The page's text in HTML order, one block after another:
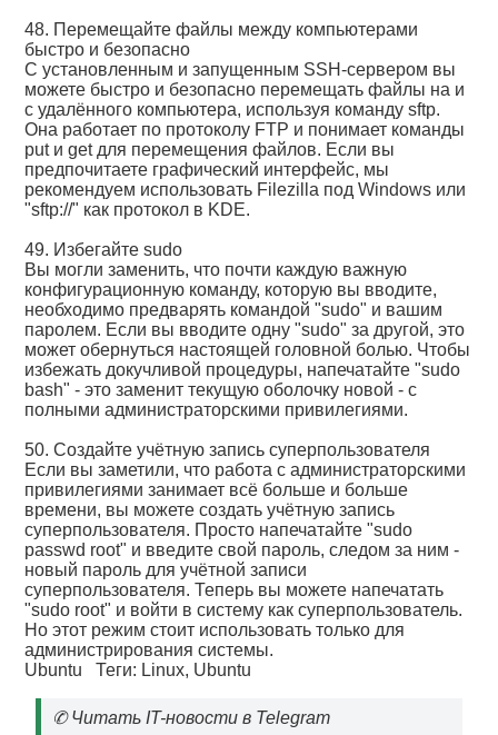
48. Перемещайте файлы между компьютерами
быстро и безопасно
С установленным и запущенным SSH-сервером вы
можете быстро и безопасно перемещать файлы на и
с удалённого компьютера, используя команду sftp.
Она работает по протоколу FTP и понимает команды
put и get для перемещения файлов. Если вы
предпочитаете графический интерфейс, мы
рекомендуем использовать Filezilla под Windows или
"sftp://" как протокол в KDE.
49. Избегайте sudo
Вы могли заменить, что почти каждую важную
конфигурационную команду, которую вы вводите,
необходимо предварять командой "sudo" и вашим
паролем. Если вы вводите одну "sudo" за другой, это
может обернуться настоящей головной болью. Чтобы
избежать докучливой процедуры, напечатайте "sudo
bash" - это заменит текущую оболочку новой - с
полными администраторскими привилегиями.
50. Создайте учётную запись суперпользователя
Если вы заметили, что работа с администраторскими
привилегиями занимает всё больше и больше
времени, вы можете создать учётную запись
суперпользователя. Просто напечатайте "sudo
passwd root" и введите свой пароль, следом за ним -
новый пароль для учётной записи
суперпользователя. Теперь вы можете напечатать
"sudo root" и войти в систему как суперпользователь.
Но этот режим стоит использовать только для
администрирования системы.
Ubuntu Теги: Linux, Ubuntu
✆Читать IT-новости в Telegram